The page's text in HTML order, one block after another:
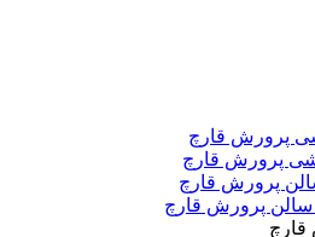
پرورش قارچ
پرورش قارچ
پرورش قارچ
پرورش قارچ
قارچ